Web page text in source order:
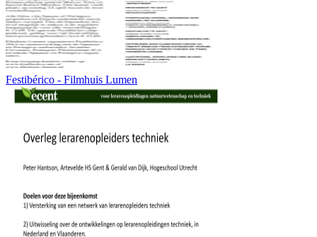
Festibérico - Filmhuis Lumen